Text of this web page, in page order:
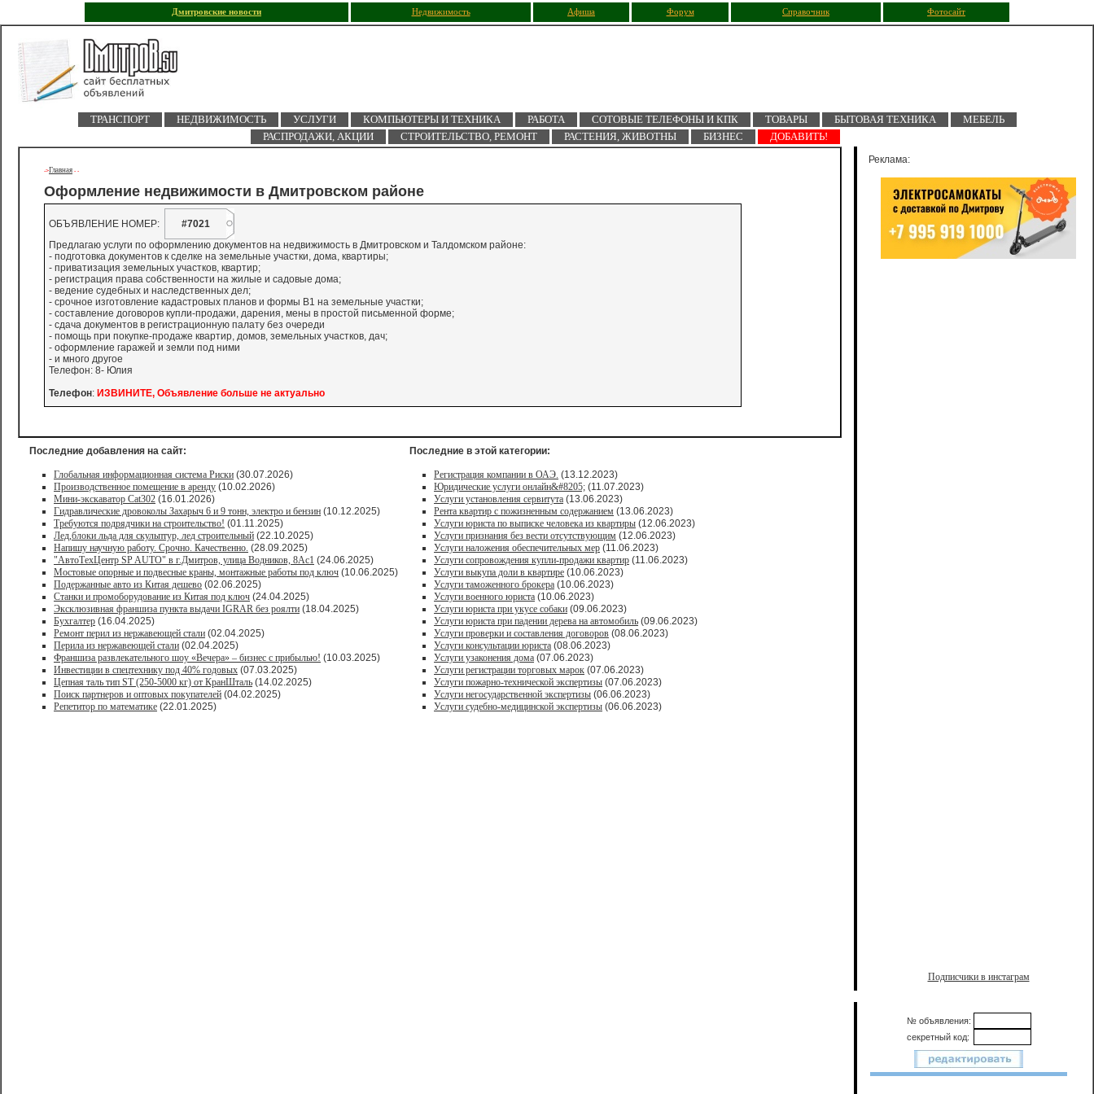
Дмитровские новости Недвижимость Афиша Форум Справочник Фотосайт
ТРАНСПОРТ НЕДВИЖИМОСТЬ УСЛУГИ КОМПЬЮТЕРЫ И ТЕХНИКА РАБОТА СОТОВЫЕ ТЕЛЕФОНЫ И КПК ТОВАРЫ БЫТОВАЯ ТЕХНИКА
МЕБЕЛЬ
РАСПРОДАЖИ, АКЦИИ
СТРОИТЕЛЬСТВО, РЕМОНТ РАСТЕНИЯ, ЖИВОТНЫ БИЗНЕС ДОБАВИТЬ!
->Главная - -
Оформление недвижимости в Дмитровском районе
ОБЪЯВЛЕНИЕ НОМЕР:
#7021
Предлагаю услуги по оформлению документов на недвижимость в Дмитровском и Талдомском районе:
- подготовка документов к сделке на земельные участки, дома, квартиры;
- приватизация земельных участков, квартир;
- регистрация права собственности на жилые и садовые дома;
- ведение судебных и наследственных дел;
- срочное изготовление кадастровых планов и формы В1 на земельные участки;
- составление договоров купли-продажи, дарения, мены в простой письменной форме;
- сдача документов в регистрационную палату без очереди
- помощь при покупке-продаже квартир, домов, земельных участков, дач;
- оформление гаражей и земли под ними
- и много другое
Телефон: 8- Юлия
Телефон: ИЗВИНИТЕ, Объявление больше не актуально
Последние добавления на сайт:
Глобальная информационная система Риски (30.07.2026)
Производственное помещение в аренду (10.02.2026)
Мини-экскаватор Cat302 (16.01.2026)
Гидравлические дровоколы Захарыч 6 и 9 тонн, электро и бензин (10.12.2025)
Требуются подрядчики на строительство! (01.11.2025)
Лед,блоки льда для скульптур, лед строительный (22.10.2025)
Напишу научную работу. Срочно. Качественно. (28.09.2025)
"АвтоТехЦентр SP AUTO" в г.Дмитров, улица Водников, 8Ас1 (24.06.2025)
Мостовые опорные и подвесные краны, монтажные работы под ключ (10.06.2025)
Подержанные авто из Китая дешево (02.06.2025)
Станки и промоборудование из Китая под ключ (24.04.2025)
Эксклюзивная франшиза пункта выдачи IGRAR без роялти (18.04.2025)
Бухгалтер (16.04.2025)
Ремонт перил из нержавеющей стали (02.04.2025)
Перила из нержавеющей стали (02.04.2025)
Франшиза развлекательного шоу «Вечера» – бизнес с прибылью! (10.03.2025)
Инвестиции в спецтехнику под 40% годовых (07.03.2025)
Цепная таль тип ST (250-5000 кг) от КранШталь (14.02.2025)
Поиск партнеров и оптовых покупателей (04.02.2025)
Репетитор по математике (22.01.2025)
Последние в этой категории:
Регистрация компании в ОАЭ. (13.12.2023)
Юридические услуги онлайн&#8205; (11.07.2023)
Услуги установления сервитута (13.06.2023)
Рента квартир с пожизненным содержанием (13.06.2023)
Услуги юриста по выписке человека из квартиры (12.06.2023)
Услуги признания без вести отсутствующим (12.06.2023)
Услуги наложения обеспечительных мер (11.06.2023)
Услуги сопровождения купли-продажи квартир (11.06.2023)
Услуги выкупа доли в квартире (10.06.2023)
Услуги таможенного брокера (10.06.2023)
Услуги военного юриста (10.06.2023)
Услуги юриста при укусе собаки (09.06.2023)
Услуги юриста при падении дерева на автомобиль (09.06.2023)
Услуги проверки и составления договоров (08.06.2023)
Услуги консультации юриста (08.06.2023)
Услуги узаконения дома (07.06.2023)
Услуги регистрации торговых марок (07.06.2023)
Услуги пожарно-технической экспертизы (07.06.2023)
Услуги негосударственной экспертизы (06.06.2023)
Услуги судебно-медицинской экспертизы (06.06.2023)
Реклама:
Подписчики в инстаграм
№ объявления:
секретный код: